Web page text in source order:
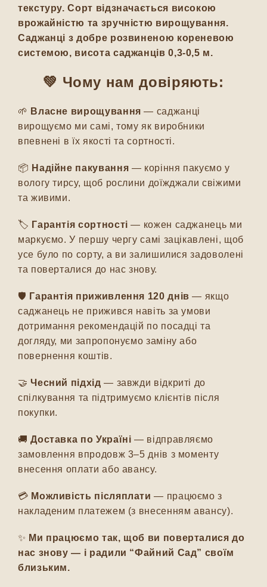
текстуру. Сорт відзначається високою
врожайністю та зручністю вирощування.
Саджанці з добре розвиненою кореневою
системою, висота саджанців 0,3-0,5 м.
💚 Чому нам довіряють:
🌱 Власне вирощування — саджанці
вирощуємо ми самі, тому як виробники
впевнені в їх якості та сортності.
📦 Надійне пакування — коріння пакуємо у
вологу тирсу, щоб рослини доїжджали свіжими
та живими.
🏷️ Гарантія сортності — кожен саджанець ми
маркуємо. У першу чергу самі зацікавлені, щоб
усе було по сорту, а ви залишилися задоволені
та поверталися до нас знову.
🛡️ Гарантія приживлення 120 днів — якщо
саджанець не прижився навіть за умови
дотримання рекомендацій по посадці та
догляду, ми запропонуємо заміну або
повернення коштів.
🤝Чесний підхід — завжди відкриті до
спілкування та підтримуємо клієнтів після
покупки.
🚚Доставка по Україні — відправляємо
замовлення впродовж 3–5 днів з моменту
внесення оплати або авансу.
💳 Можливість післяплати — працюємо з
накладеним платежем (з внесенням авансу).
✨ Ми працюємо так, щоб ви поверталися до
нас знову — і радили “Файний Сад” своїм
близьким.